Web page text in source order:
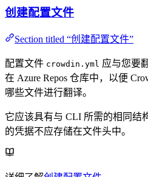
创建配置文件
Section titled “创建配置文件”
配置文件 crowdin.yml 应与您要
在 Azure Repos 仓库中，以便
哪些文件进行翻译。
它应该具有与 CLI 所需的相同结
的凭据不应存储在文件头中。